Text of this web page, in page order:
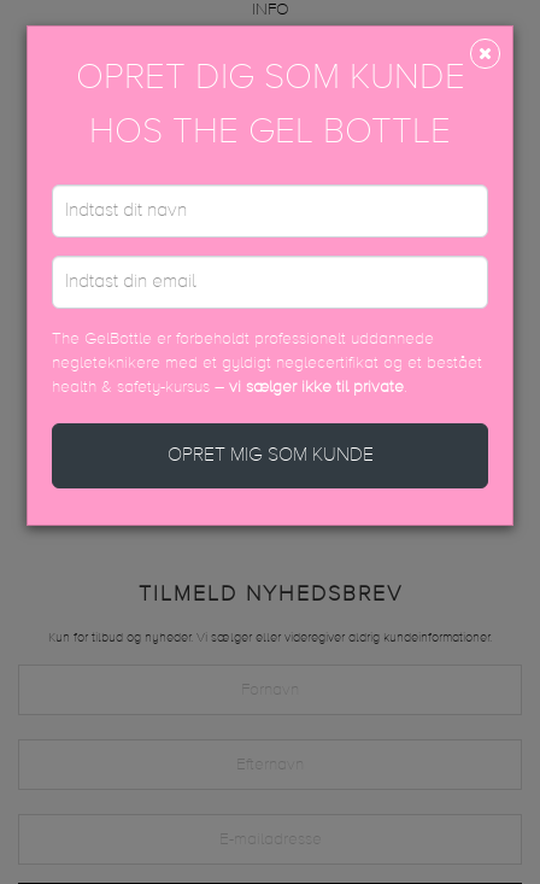
INFO
KONTAKT OS
9240, Nibe
TILMELD NYHEDSBREV
Kun for tilbud og nyheder. Vi sælger eller videregiver aldrig kundeinformationer.
OPRET DIG SOM KUNDE
HOS THE GEL BOTTLE
The GelBottle er forbeholdt professionelt uddannede
negleteknikere med et gyldigt neglecertifikat og et bestået
health & safety-kursus –vi sælger ikke til private.
OPRET MIG SOM KUNDE